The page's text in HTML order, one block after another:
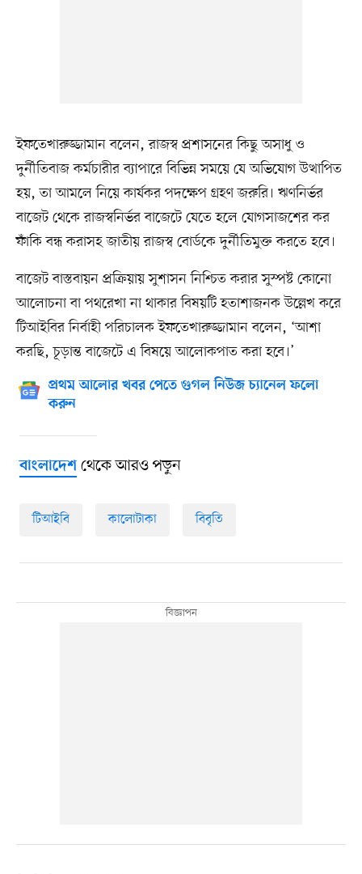
ইফতেখারুজ্জামান বলেন, রাজস্ব প্রশাসনের কিছু অসাধু ও
দুর্নীতিবাজ কর্মচারীর ব্যাপারে বিভিন্ন সময়ে যে অভিযোগ উত্থাপিত
হয়, তা আমলে নিয়ে কার্যকর পদক্ষেপ গ্রহণ জরুরি। ঋণনির্ভর
বাজেট থেকে রাজস্বনির্ভর বাজেটে যেতে হলে যোগসাজশের কর
ফাঁকি বন্ধ করাসহ জাতীয় রাজস্ব বোর্ডকে দুর্নীতিমুক্ত করতে হবে।
বাজেট বাস্তবায়ন প্রক্রিয়ায় সুশাসন নিশ্চিত করার সুস্পষ্ট কোনো
আলোচনা বা পথরেখা না থাকার বিষয়টি হতাশাজনক উল্লেখ করে
টিআইবির নির্বাহী পরিচালক ইফতেখারুজ্জামান বলেন, ‘আশা
করছি, চূড়ান্ত বাজেটে এ বিষয়ে আলোকপাত করা হবে।’
প্রথম আলোর খবর পেতে গুগল নিউজ চ্যানেল ফলো
করুন
বাংলাদেশথেকে আরও পড়ুন
টিআইবি কালোটাকা বিবৃতি